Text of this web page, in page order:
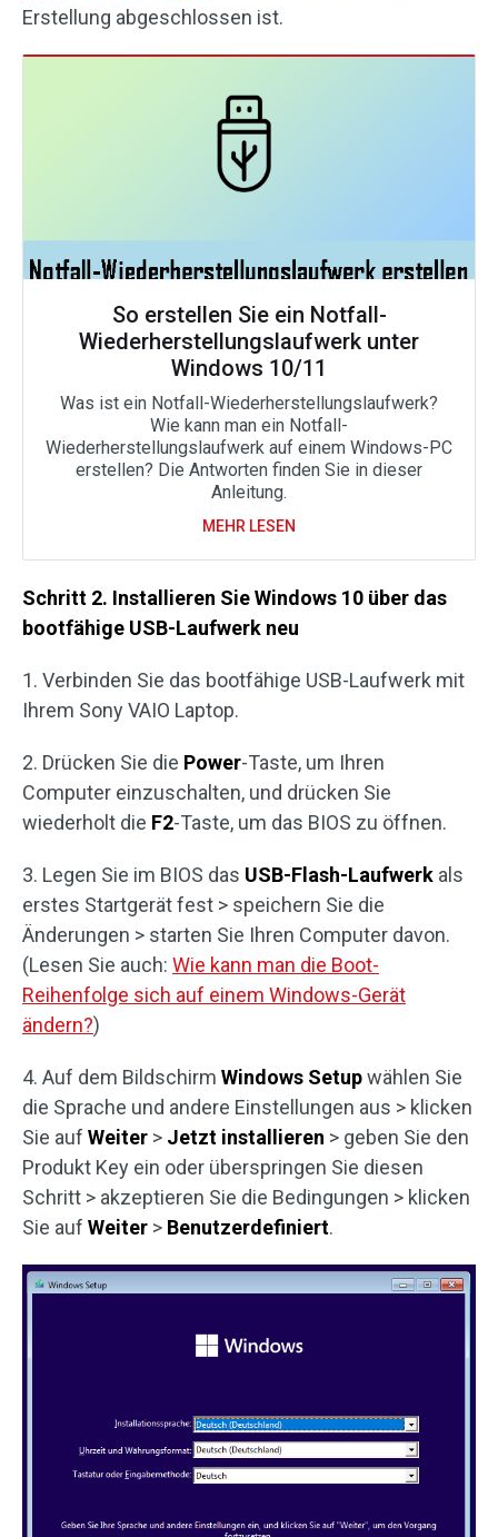
Erstellung abgeschlossen ist.
So erstellen Sie ein Notfall-
Wiederherstellungslaufwerk unter
Windows 10/11
Was ist ein Notfall-Wiederherstellungslaufwerk?
Wie kann man ein Notfall-
Wiederherstellungslaufwerk auf einem Windows-PC
erstellen? Die Antworten finden Sie in dieser
Anleitung.
MEHR LESEN
Schritt 2. Installieren Sie Windows 10 über das
bootfähige USB-Laufwerk neu
1. Verbinden Sie das bootfähige USB-Laufwerk mit
Ihrem Sony VAIO Laptop.
2. Drücken Sie die Power-Taste, um Ihren
Computer einzuschalten, und drücken Sie
wiederholt die F2-Taste, um das BIOS zu öffnen.
3. Legen Sie im BIOS das USB-Flash-Laufwerk als
erstes Startgerät fest > speichern Sie die
Änderungen > starten Sie Ihren Computer davon.
(Lesen Sie auch: Wie kann man die Boot-
Reihenfolge sich auf einem Windows-Gerät
ändern?)
4. Auf dem Bildschirm Windows Setupwählen Sie
die Sprache und andere Einstellungen aus > klicken
Sie auf Weiter > Jetzt installieren > geben Sie den
Produkt Key ein oder überspringen Sie diesen
Schritt > akzeptieren Sie die Bedingungen > klicken
Sie auf Weiter > Benutzerdefiniert.